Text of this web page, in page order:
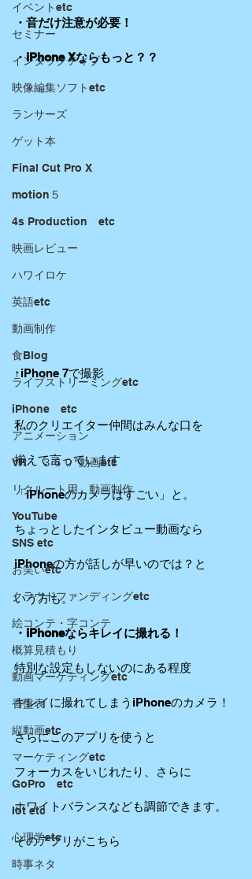
イベントetc
セミナー
インタラクティブ
映像編集ソフトetc
ランサーズ
ゲット本
Final Cut Pro X
motion５
4s Production etc
映画レビュー
ハワイロケ
英語etc
動画制作
食Blog
ライブストリーミングetc
iPhone etc
アニメーション
VR ３６０°動画etc
リクルート用 動画制作
YouTube
SNS etc
お笑いetc
クラウドファンディングetc
絵コンテ・字コンテ
概算見積もり
動画マーケティングetc
香盤表
縦動画etc
マーケティングetc
GoPro etc
Iot etc
心理学etc
時事ネタ
・音だけ注意が必要！
・iPhone Xならもっと？？
↑iPhone 7で撮影
私のクリエイター仲間はみんな口を
揃えて言っています
「iPhoneのカメラはすごい」と。
ちょっとしたインタビュー動画なら
iPhoneの方が話しが早いのでは？と
いう方も。
・iPhoneならキレイに撮れる！
特別な設定もしないのにある程度
キレイに撮れてしまうiPhoneのカメラ！
さらにこのアプリを使うと
フォーカスをいじれたり、さらに
ホワイトバランスなども調節できます。
そのアプリがこちら